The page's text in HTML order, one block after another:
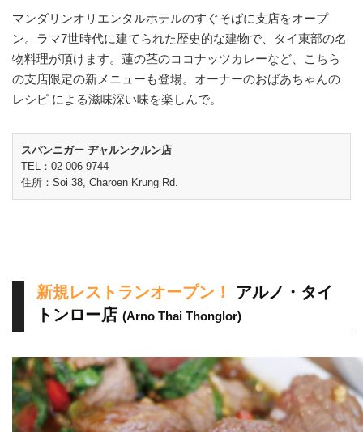
マンダリンオリエンタルホテルのすぐそばに支店をオープ
ン。ラマ7世時代に建てられた歴史的な建物で、タイ東部の名
物料理が頂けます。蓮の茎のココナッツカレーなど、こちら
の支店限定の新メニューも登場。オーナーのおばあちゃんの
レシピ による滋味深い味を楽しんで。
スパンニガー ヂャルンクルン店
TEL：02-006-9744
住所：Soi 38, Charoen Krung Rd.
新規レストランオープン！
アルノ・タイ
トンロー店 (Arno Thai Thonglor)